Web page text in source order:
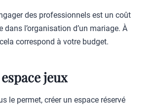
des professionnels est un coût
dans l’organisation d’un mariage. À
correspond à votre budget.
jeux
le permet, créer un espace réservé